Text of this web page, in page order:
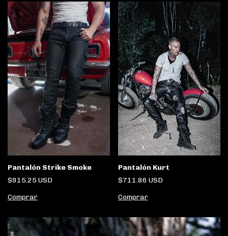
Pantalón Strike Smoke
$915.25 USD
Comprar
Pantalón Kurt
$711.86 USD
Comprar